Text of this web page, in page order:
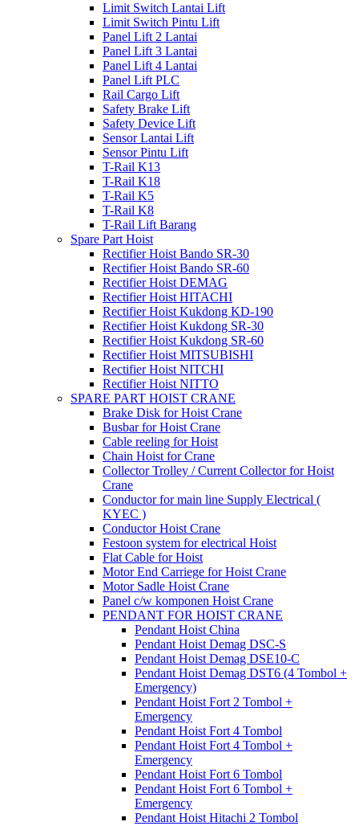
Limit Switch Lantai Lift
Limit Switch Pintu Lift
Panel Lift 2 Lantai
Panel Lift 3 Lantai
Panel Lift 4 Lantai
Panel Lift PLC
Rail Cargo Lift
Safety Brake Lift
Safety Device Lift
Sensor Lantai Lift
Sensor Pintu Lift
T-Rail K13
T-Rail K18
T-Rail K5
T-Rail K8
T-Rail Lift Barang
Spare Part Hoist
Rectifier Hoist Bando SR-30
Rectifier Hoist Bando SR-60
Rectifier Hoist DEMAG
Rectifier Hoist HITACHI
Rectifier Hoist Kukdong KD-190
Rectifier Hoist Kukdong SR-30
Rectifier Hoist Kukdong SR-60
Rectifier Hoist MITSUBISHI
Rectifier Hoist NITCHI
Rectifier Hoist NITTO
SPARE PART HOIST CRANE
Brake Disk for Hoist Crane
Busbar for Hoist Crane
Cable reeling for Hoist
Chain Hoist for Crane
Collector Trolley / Current Collector for Hoist
Crane
Conductor for main line Supply Electrical (
KYEC )
Conductor Hoist Crane
Festoon system for electrical Hoist
Flat Cable for Hoist
Motor End Carriege for Hoist Crane
Motor Sadle Hoist Crane
Panel c/w komponen Hoist Crane
PENDANT FOR HOIST CRANE
Pendant Hoist China
Pendant Hoist Demag DSC-S
Pendant Hoist Demag DSE10-C
Pendant Hoist Demag DST6 (4 Tombol +
Emergency)
Pendant Hoist Fort 2 Tombol +
Emergency
Pendant Hoist Fort 4 Tombol
Pendant Hoist Fort 4 Tombol +
Emergency
Pendant Hoist Fort 6 Tombol
Pendant Hoist Fort 6 Tombol +
Emergency
Pendant Hoist Hitachi 2 Tombol